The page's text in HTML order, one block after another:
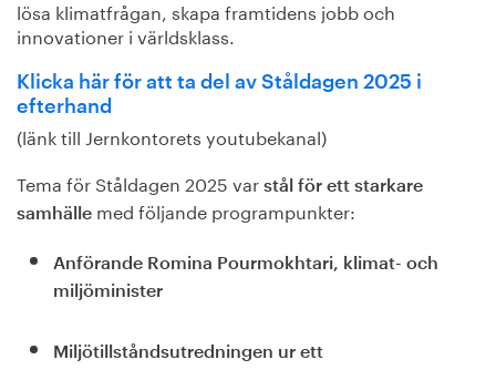
lösa klimatfrågan, skapa framtidens jobb och
innovationer i världsklass.
Klicka här för att ta del av Ståldagen 2025 i
efterhand
(länk till Jernkontorets youtubekanal)
Tema för Ståldagen 2025 var stål för ett starkare
samhälle med följande programpunkter:
Anförande Romina Pourmokhtari, klimat- och
miljöminister
Miljötillståndsutredningen ur ett